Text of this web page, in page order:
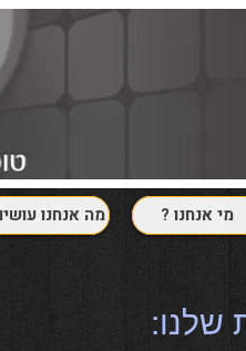
?מה אנחנו ? מי אנחנו
שלנו